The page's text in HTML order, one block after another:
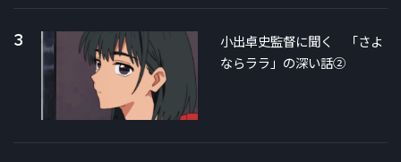
3
小出卓史監督に聞く 「さよ
ならララ」の深い話②